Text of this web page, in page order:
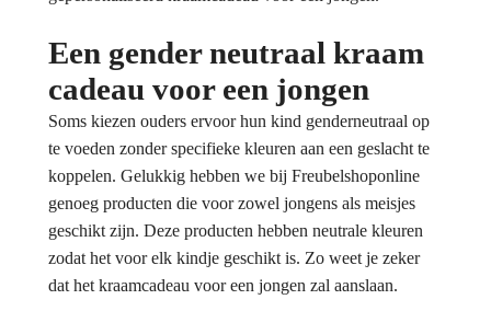
Een gender neutraal kraam
cadeau voor een jongen
Soms kiezen ouders ervoor hun kind genderneutraal op
te voeden zonder specifieke kleuren aan een geslacht te
koppelen. Gelukkig hebben we bij Freubelshoponline
genoeg producten die voor zowel jongens als meisjes
geschikt zijn. Deze producten hebben neutrale kleuren
zodat het voor elk kindje geschikt is. Zo weet je zeker
dat het kraamcadeau voor een jongen zal aanslaan.